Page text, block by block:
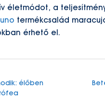
életmódot, a
termékcsalád
érhető el.
élőben